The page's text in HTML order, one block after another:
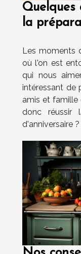
Quelques
la
Les moments
où l'on est
qui nous
intéressant de
amis et famille
donc réussir
d'anniversaire ?